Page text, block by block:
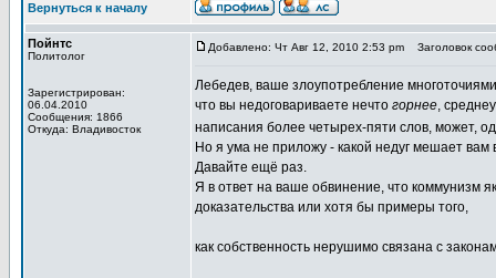
Вернуться к началу
Пойнтс
Политолог
Зарегистрирован:
06.04.2010
Сообщения: 1866
Откуда: Владивосток
Добавлено: Чт Авг 12, 2010 2:53 pm Заголовок
Лебедев, ваше злоупотребление
что вы недоговариваете нечто горнее,
написания более четырех-пяти слов, может,
Но я ума не приложу - какой недуг мешает
Давайте ещё раз.
Я в ответ на ваше обвинение, что коммунизм
доказательства или хотя бы примеры того,
как собственность нерушимо связана с